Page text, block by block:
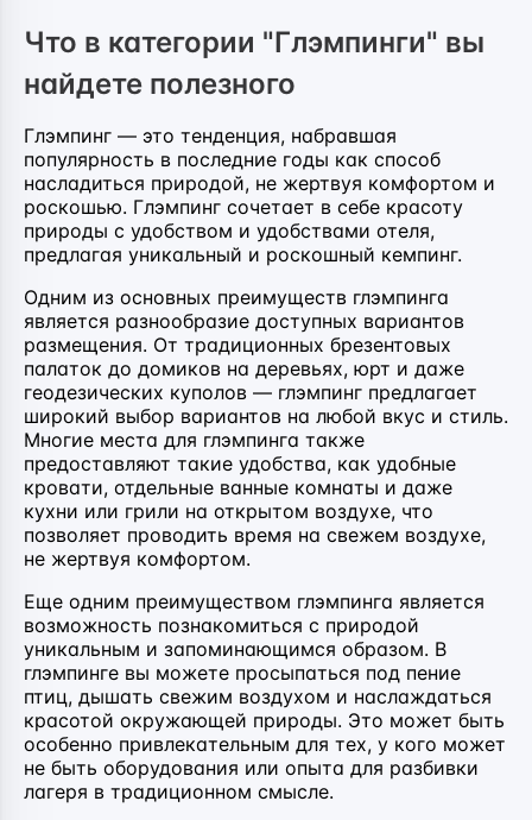
Что в категории "Глэмпинги" вы
найдете полезного
Глэмпинг — это тенденция, набравшая
популярность в последние годы как способ
насладиться природой, не жертвуя комфортом и
роскошью. Глэмпинг сочетает в себе красоту
природы с удобством и удобствами отеля,
предлагая уникальный и роскошный кемпинг.
Одним из основных преимуществ глэмпинга
является разнообразие доступных вариантов
размещения. От традиционных брезентовых
палаток до домиков на деревьях, юрт и даже
геодезических куполов — глэмпинг предлагает
широкий выбор вариантов на любой вкус и стиль.
Многие места для глэмпинга также
предоставляют такие удобства, как удобные
кровати, отдельные ванные комнаты и даже
кухни или грили на открытом воздухе, что
позволяет проводить время на свежем воздухе,
не жертвуя комфортом.
Еще одним преимуществом глэмпинга является
возможность познакомиться с природой
уникальным и запоминающимся образом. В
глэмпинге вы можете просыпаться под пение
птиц, дышать свежим воздухом и наслаждаться
красотой окружающей природы. Это может быть
особенно привлекательным для тех, у кого может
не быть оборудования или опыта для разбивки
лагеря в традиционном смысле.